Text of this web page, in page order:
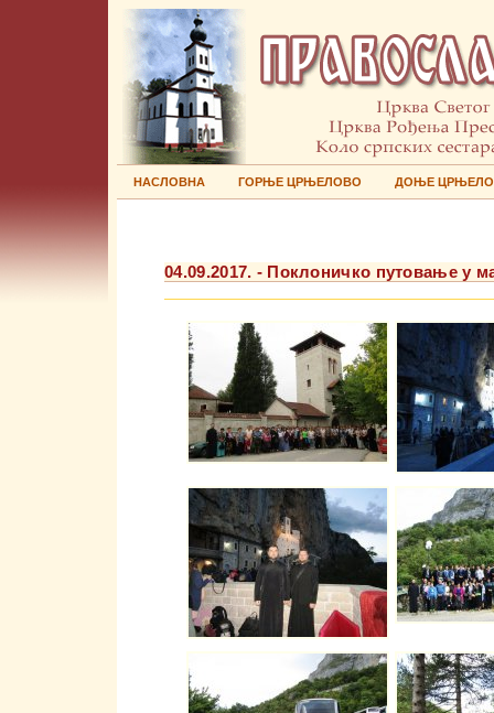
НАСЛОВНА ГОРЊЕ ЦРЊЕЛОВО ДОЊЕ
04.09.2017. - Поклоничко путовање у